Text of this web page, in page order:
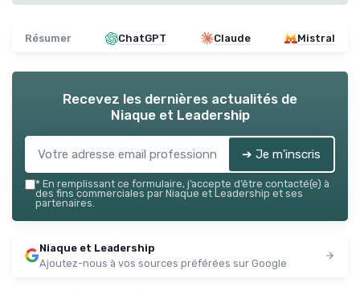
Résumer ChatGPT Claude Mistral
Recevez les dernières actualités de
Niaque et Leadership
➔ Je m'inscris
* En remplissant ce formulaire, j’accepte d’être contacté(e) à
des fins commerciales par Niaque et Leadership et ses
partenaires.
Niaque et Leadership
Ajoutez-nous à vos sources préférées sur Google